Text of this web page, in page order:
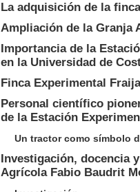
La adquisición de la
Ampliación de la Granja
Importancia de la
en la Universidad de
Finca Experimental
Personal científico
de la Estación
Un tractor como símbolo
Investigación, docencia
Agrícola Fabio Baudrit